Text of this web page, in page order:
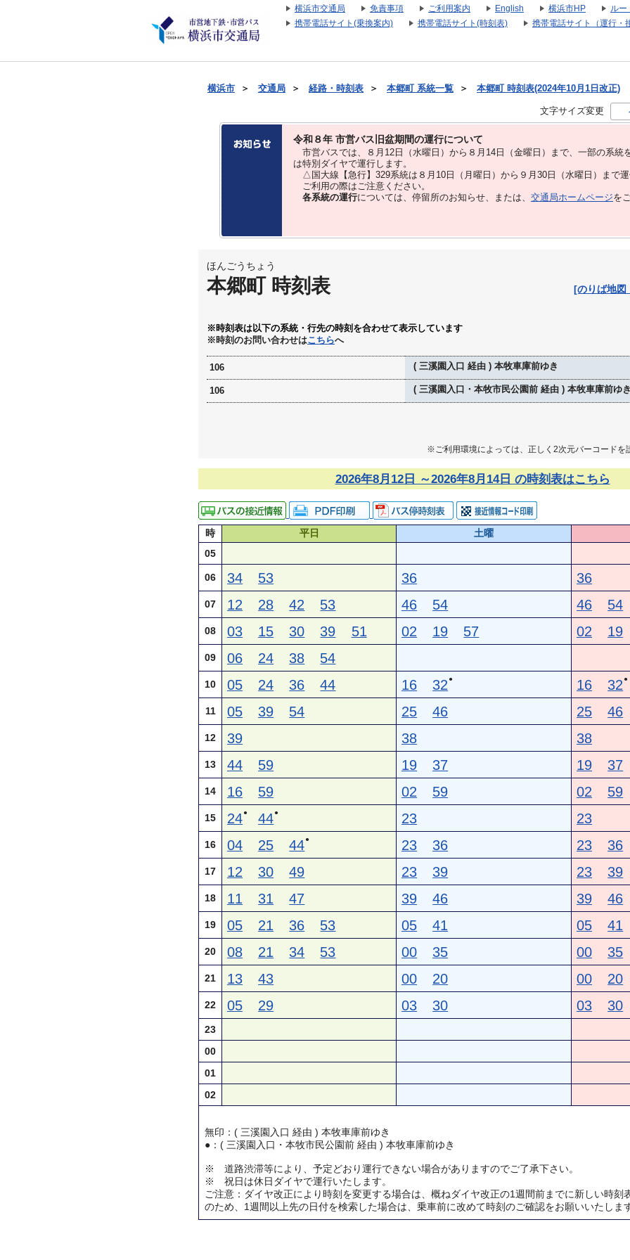
横浜市交通局 免責事項 ご利用案内 English 横浜市HP
ルー
携帯電話サイト(乗換案内)
携帯電話サイト(時刻表) 携帯電話サイト（運行・
横浜市 ＞ 交通局 ＞ 経路・時刻表 ＞ 本郷町 系統一覧 ＞ 本郷町 時刻表(2024年10月1日改正)
文字サイズ変更
令和８年 市営バス旧盆期間の運行について
市営バスでは、８⽉12⽇（水曜日）から８⽉14⽇（金曜日）まで、⼀部の系統
は特別ダイヤで運⾏します。
△国大線【急行】329系統は８月10日（月曜日）から９月30日（水曜日）まで
ご利用の際はご注意ください。
各系統の運行については、停留所のお知らせ、または、 交通局ホームページを
ほんごうちょう
本郷町 時刻表 [のりば地図
※時刻表は以下の系統・行先の時刻を合わせて表示しています
※時刻のお問い合わせはこちらへ
106 ( 三溪園入口 経由 ) 本牧車庫前ゆき
106 ( 三溪園入口・本牧市民公園前 経由 ) 本牧車庫前ゆ
※ご利用環境によっては、正しく2次元バーコードを
2026年8月12日 ～2026年8月14日 の時刻表はこちら
時 平日
土曜
05
06 34 53 36 36
07 12 28 42 53 46 54 46 54
08 03 15 30 39 51 02 19 57 02 19
09 06 24 38 54
10 05 24 36 44 16 32 ● 16 32 ●
11 05 39 54 25 46 25 46
12 39 38 38
13 44 59 19 37 19 37
14 16 59 02 59 02 59
15 24● 44● 23 23
16 04 25 44● 23 36 23 36
17 12 30 49 23 39 23 39
18 11 31 47 39 46 39 46
19 05 21 36 53 05 41 05 41
20 08 21 34 53 00 35 00 35
21 13 43 00 20 00 20
22 05 29 03 30 03 30
23
00
01
02
無印：( 三溪園入口 経由 ) 本牧車庫前ゆき
●：( 三溪園入口・本牧市民公園前 経由 ) 本牧車庫前ゆき
※ 道路渋滞等により、予定どおり運行できない場合がありますのでご了承下さい。
※ 祝日は休日ダイヤで運行いたします。
ご注意：ダイヤ改正により時刻を変更する場合は、概ねダイヤ改正の1週間前までに新しい時刻
のため、1週間以上先の日付を検索した場合は、乗車前に改めて時刻のご確認をお願いいたしま